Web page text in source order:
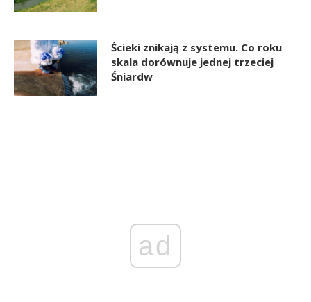
Ścieki znikają z systemu. Co roku
skala dorównuje jednej trzeciej
Śniardw
ad